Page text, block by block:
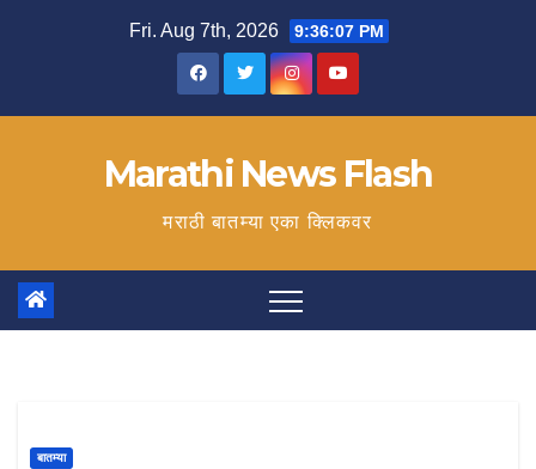
Fri. Aug 7th, 2026 9:36:07 PM
Marathi News Flash
मराठी बातम्या एका क्लिकवर
बातम्या